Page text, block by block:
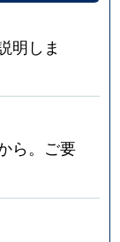
明しま
ら。ご要